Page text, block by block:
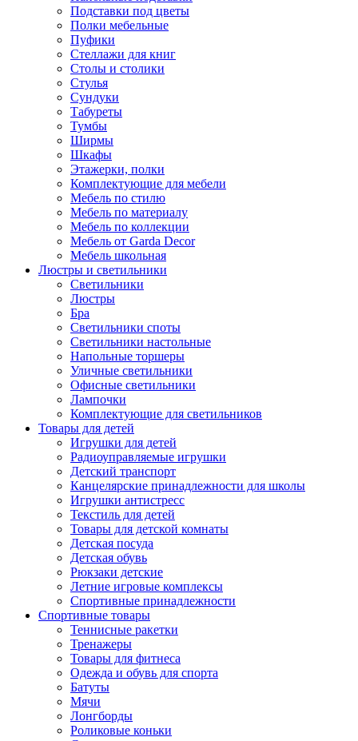
Подставки под цветы
Полки мебельные
Пуфики
Стеллажи для книг
Столы и столики
Стулья
Сундуки
Табуреты
Тумбы
Ширмы
Шкафы
Этажерки, полки
Комплектующие для мебели
Мебель по стилю
Мебель по материалу
Мебель по коллекции
Мебель от Garda Decor
Мебель школьная
Люстры и светильники
Светильники
Люстры
Бра
Светильники споты
Светильники настольные
Напольные торшеры
Уличные светильники
Офисные светильники
Лампочки
Комплектующие для светильников
Товары для детей
Игрушки для детей
Радиоуправляемые игрушки
Детский транспорт
Канцелярские принадлежности для школы
Игрушки антистресс
Текстиль для детей
Товары для детской комнаты
Детская посуда
Детская обувь
Рюкзаки детские
Летние игровые комплексы
Спортивные принадлежности
Спортивные товары
Теннисные ракетки
Тренажеры
Товары для фитнеса
Одежда и обувь для спорта
Батуты
Мячи
Лонгборды
Роликовые коньки